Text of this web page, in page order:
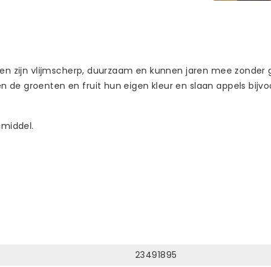
zijn vlijmscherp, duurzaam en kunnen jaren mee
de groenten en fruit hun eigen kleur en slaan appels
23491895